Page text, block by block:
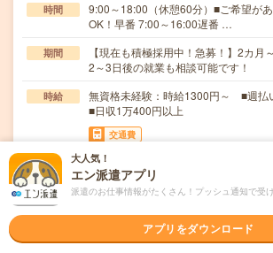
時間
9:00～18:00（休憩60分）■ご希望が
OK！早番 7:00～16:00遅番 …
期間
【現在も積極採用中！急募！】2カ
2～3日後の就業も相談可能です！
時給
無資格未経験：時給1300円～ ■週
■日収1万400円以上
交通費
交通費全額支給
仕事内容
≪介護施設での生活サポート≫▽具体
事の配膳や食事中の見守り・トイレや
職種未経験OK / ブランクOK / パソコ
不要
大人気！
エン派遣アプリ
派遣のお仕事情報がたくさん！プッシュ通知で受
アプリをダウンロード